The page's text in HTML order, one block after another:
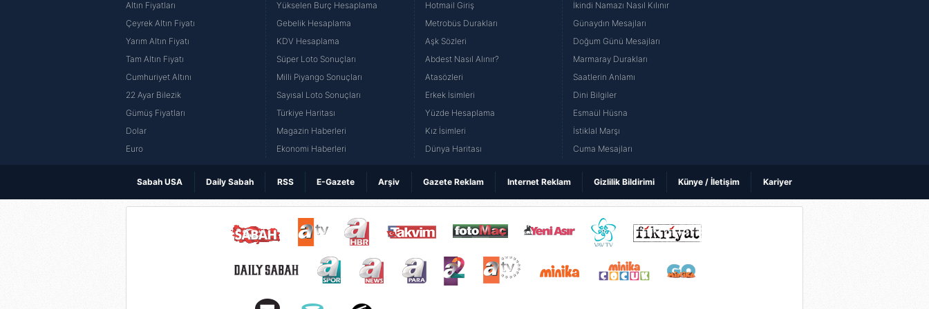
Altın Fiyatları
Çeyrek Altın Fiyatı
Yarım Altın Fiyatı
Tam Altın Fiyatı
Cumhuriyet Altını
22 Ayar Bilezik
Gümüş Fiyatları
Dolar
Euro
Yükselen Burç Hesaplama
Gebelik Hesaplama
KDV Hesaplama
Süper Loto Sonuçları
Milli Piyango Sonuçları
Sayısal Loto Sonuçları
Türkiye Haritası
Magazin Haberleri
Ekonomi Haberleri
Hotmail Giriş
Metrobüs Durakları
Aşk Sözleri
Abdest Nasıl Alınır?
Atasözleri
Erkek İsimleri
Yüzde Hesaplama
Kız İsimleri
Dünya Haritası
İkindi Namazı Nasıl Kılınır
Günaydın Mesajları
Doğum Günü Mesajları
Marmaray Durakları
Saatlerin Anlamı
Dini Bilgiler
Esmaül Hüsna
İstiklal Marşı
Cuma Mesajları
Sabah USA Daily Sabah RSS E-Gazete Arşiv Gazete Reklam Internet Reklam Gizlilik Bildirimi Künye / İletişim Kariyer